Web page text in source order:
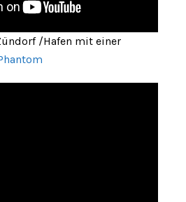
/Hafen mit einer